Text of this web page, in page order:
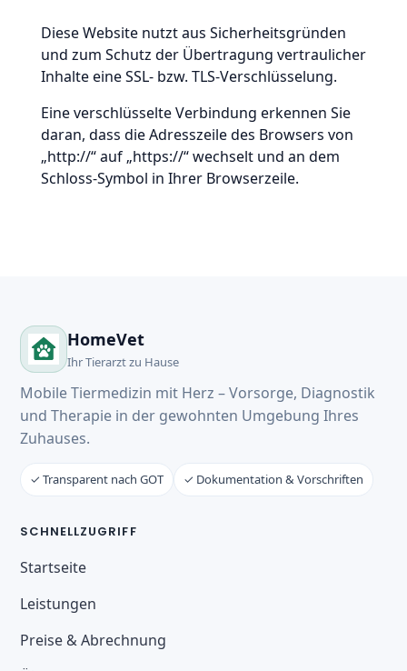
Diese Website nutzt aus Sicherheitsgründen
und zum Schutz der Übertragung vertraulicher
Inhalte eine SSL- bzw. TLS-Verschlüsselung.
Eine verschlüsselte Verbindung erkennen Sie
daran, dass die Adresszeile des Browsers von
„http://“ auf „https://“ wechselt und an dem
Schloss-Symbol in Ihrer Browserzeile.
HomeVet
Ihr Tierarzt zu Hause
Mobile Tiermedizin mit Herz – Vorsorge, Diagnostik
und Therapie in der gewohnten Umgebung Ihres
Zuhauses.
✓ Transparent nach GOT ✓ Dokumentation & Vorschriften
SCHNELLZUGRIFF
Startseite
Leistungen
Preise & Abrechnung